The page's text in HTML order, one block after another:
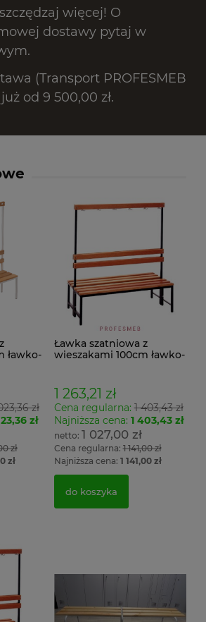
więcej! O
dostawy pytaj w
(Transport PROFESMEB
od 9 500,00 zł.
ławko-
zł
zł
zł
zł
Ławka szatniowa z
wieszakami 100cm ławko-
1 263,21 zł
Cena regularna:1 403,43 zł
Najniższa cena: 1 403,43 zł
1 027,00 zł
Cena regularna:1 141,00 zł
Najniższa cena: 1 141,00 zł
do koszyka